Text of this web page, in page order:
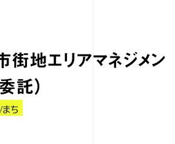
地エリアマネジメン
託）
ち